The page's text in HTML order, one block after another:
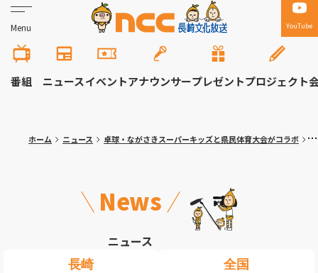
Menu YouTube
番組 ニュースイベントアナウンサープレゼントプロジェクト
ホーム ニュース 卓球・ながさきスーパーキッズと県民体育大会がコラボ
News
ニュース
長崎 全国